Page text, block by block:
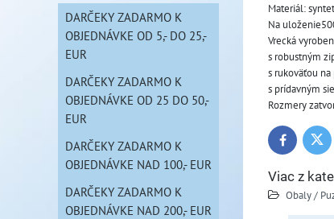
Materiál:
Na
Vrecká
s robustným
s rukoväťou na
s prídavným
Rozmery
Facebook
Viac z
Obaly /
DARČEKY ZADARMO K
OBJEDNÁVKE OD 5,- DO 25,-
EUR
DARČEKY ZADARMO K
OBJEDNÁVKE OD 25 DO 50,-
EUR
DARČEKY ZADARMO K
OBJEDNÁVKE NAD 100,- EUR
DARČEKY ZADARMO K
OBJEDNÁVKE NAD 200,- EUR